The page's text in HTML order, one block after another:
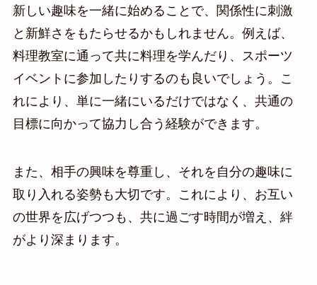
新しい趣味を一緒に始めることで、関係性に刺激
と新鮮さをもたらせるかもしれません。例えば、
料理教室に通って共に料理を学んだり、スポーツ
イベントに参加したりするのも良いでしょう。こ
れにより、単に一緒にいるだけではなく、共通の
目標に向かって協力し合う経験ができます。
また、相手の興味を尊重し、それを自分の趣味に
取り入れる姿勢も大切です。これにより、お互い
の世界を広げつつも、共に過ごす時間が増え、絆
がより深まります。